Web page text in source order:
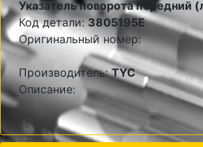
Указатель поворота передний
Код детали:3805195E
Оригинальный номер:
Производитель:TYC
Описание: